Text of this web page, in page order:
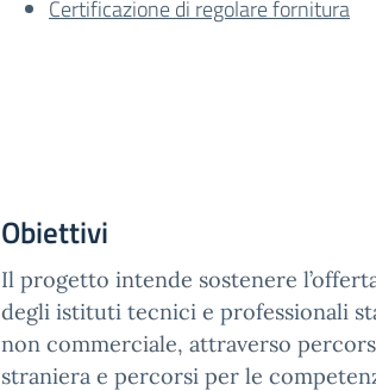
Certificazione di regolare fornitura
Obiettivi
Il progetto intende sostenere
degli istituti tecnici e professionali
non commerciale, attraverso
straniera e percorsi per le